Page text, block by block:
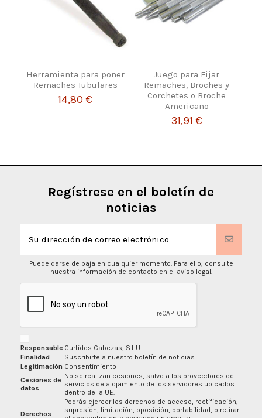
Herramienta para poner
Remaches Tubulares
14,80 €
Juego para Fijar
Remaches, Broches y
Corchetes o Broche
Americano
31,91 €
Regístrese en el boletín de
noticias
Puede darse de baja en cualquier momento. Para ello, consulte
nuestra información de contacto en el aviso legal.
Responsable Curtidos Cabezas, S.L.U.
Finalidad
Suscribirte a nuestro boletín de noticias.
Legitimación Consentimiento
Cesiones de
datos
No se realizan cesiones, salvo a los proveedores de
servicios de alojamiento de los servidores ubicados
dentro de la UE.
Derechos
Podrás ejercer los derechos de acceso, rectificación,
supresión, limitación, oposición, portabilidad, o retirar